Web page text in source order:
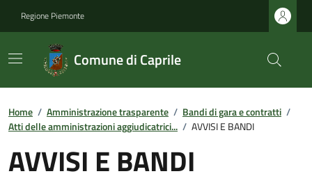
Regione Piemonte
Comune di Caprile
Home / Amministrazione trasparente / Bandi di gara e contratti /
Atti delle amministrazioni aggiudicatrici... / AVVISI E BANDI
AVVISI E BANDI